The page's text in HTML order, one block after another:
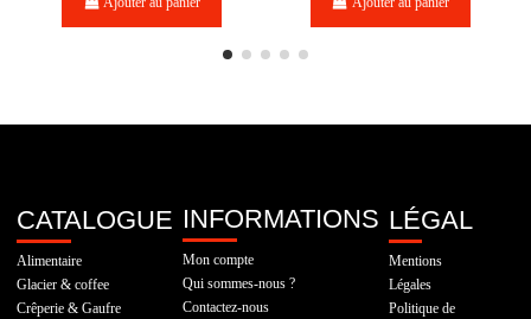
CATALOGUE
Alimentaire
Glacier & coffee
Crêperie & Gaufre
INFORMATIONS
Mon compte
Qui sommes-nous ?
Contactez-nous
LÉGAL
Mentions
Légales
Politique de